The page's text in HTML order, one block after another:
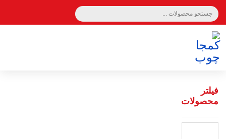
فیلتر
محصولات